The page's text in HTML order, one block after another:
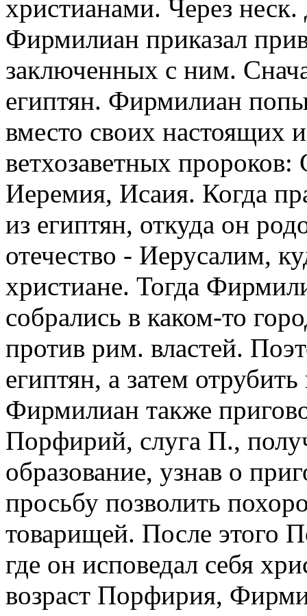
христианами. Через
Фирмилиан приказал
заключенных с ним.
египтян. Фирмилиан
вместо своих настоящих
ветхозаветных
Иеремия, Исаия. Когда
из египтян, откуда он
отечество - Иерусалим,
христиане. Тогда
собрались в каком-то
против рим. властей.
египтян, а затем
Фирмилиан также
Порфирий, слуга П.,
образование, узнав о
просьбу позволить
товарищей. После этого
где он исповедал себя
возраст Порфирия,